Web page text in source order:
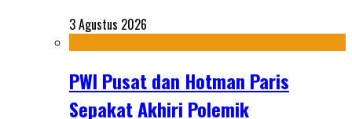
3 Agustus 2026
PWI Pusat dan Hotman Paris
Sepakat Akhiri Polemik